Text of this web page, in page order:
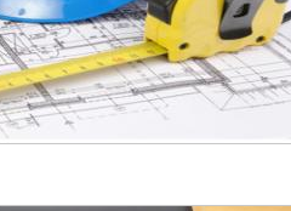
Жашков